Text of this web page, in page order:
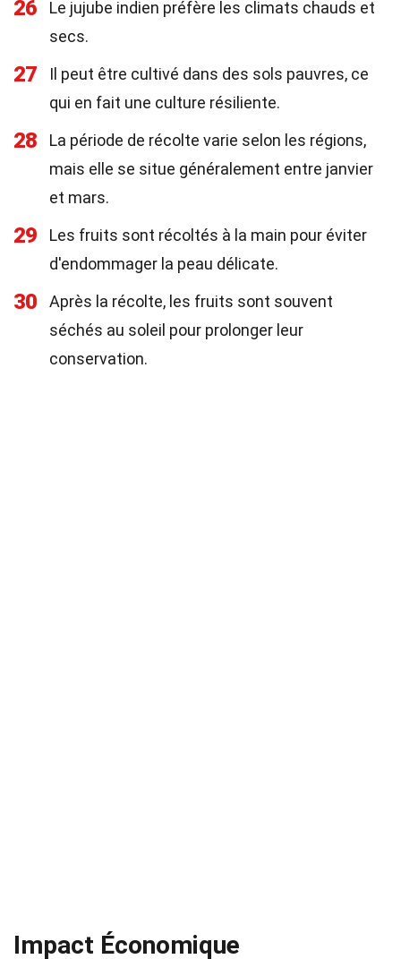
26
Le jujube indien préfère les climats chauds et
secs.
27
Il peut être cultivé dans des sols pauvres, ce
qui en fait une culture résiliente.
28
La période de récolte varie selon les régions,
mais elle se situe généralement entre janvier
et mars.
29
Les fruits sont récoltés à la main pour éviter
d'endommager la peau délicate.
30
Après la récolte, les fruits sont souvent
séchés au soleil pour prolonger leur
conservation.
Impact Économique